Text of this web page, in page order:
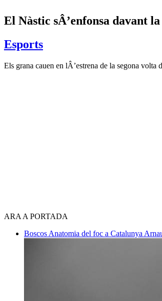
El Nàstic sÂ’enfonsa davant
Esports
Els grana cauen en lÂ’estrena de la segona
ARA A PORTADA
Boscos Anatomia del foc a Catalunya